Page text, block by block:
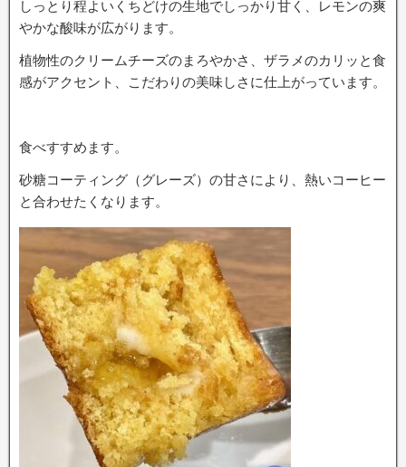
しっとり程よいくちどけの生地でしっかり甘く、レモンの爽
やかな酸味が広がります。
植物性のクリームチーズのまろやかさ、ザラメのカリッと食
感がアクセント、こだわりの美味しさに仕上がっています。
食べすすめます。
砂糖コーティング（グレーズ）の甘さにより、熱いコーヒー
と合わせたくなります。